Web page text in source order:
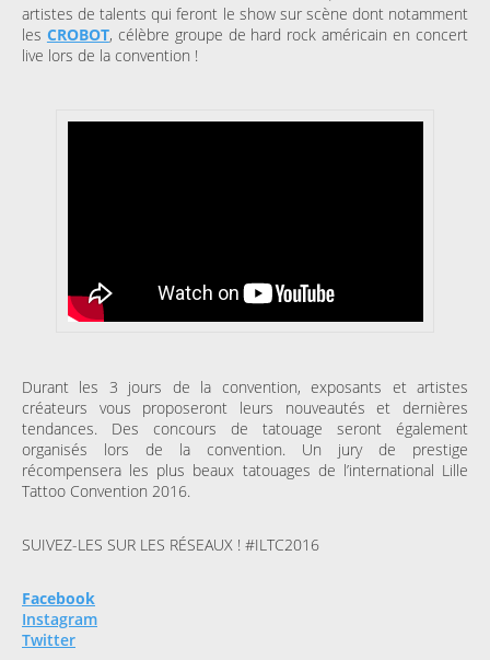
artistes de talents qui feront le show sur scène dont notamment
les CROBOT, célèbre groupe de hard rock américain en concert
live lors de la convention !
Durant les 3 jours de la convention, exposants et artistes
créateurs vous proposeront leurs nouveautés et dernières
tendances. Des concours de tatouage seront également
organisés lors de la convention. Un jury de prestige
récompensera les plus beaux tatouages de l’international Lille
Tattoo Convention 2016.
SUIVEZ-LES SUR LES RÉSEAUX ! #ILTC2016
Facebook
Instagram
Twitter